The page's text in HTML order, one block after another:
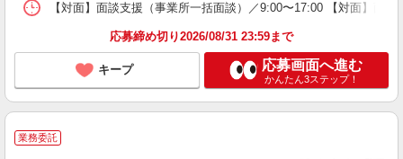
【対面】面談支援（事業所一括面談）／9:00〜17:00 【対面】面
応募締め切り2026/08/31 23:59まで
キープ 応募画面へ進む
かんたん3ステップ！
業務委託